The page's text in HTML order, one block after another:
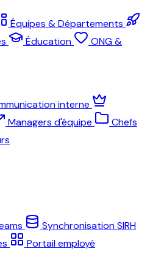
Équipes & Départements
Éducation
ONG &
interne
Managers d'équipe
Chefs
Synchronisation SIRH
Portail employé